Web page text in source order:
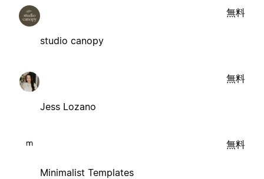
studio canopy
無料
Jess Lozano
無料
Minimalist Templates
無料